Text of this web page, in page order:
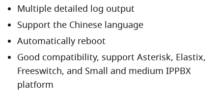
Multiple detailed log output
Support the Chinese language
Automatically reboot
Good compatibility, support Asterisk, Elastix,
Freeswitch, and Small and medium IPPBX
platform